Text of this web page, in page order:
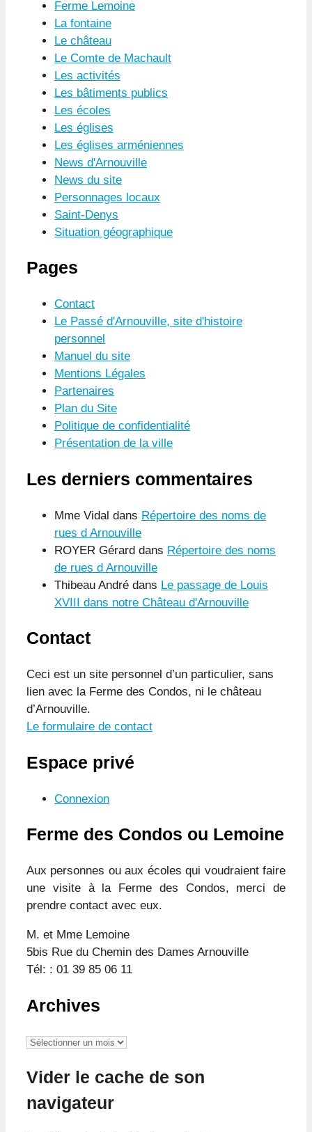
Ferme Lemoine
La fontaine
Le château
Le Comte de Machault
Les activités
Les bâtiments publics
Les écoles
Les églises
Les églises arméniennes
News d'Arnouville
News du site
Personnages locaux
Saint-Denys
Situation géographique
Pages
Contact
Le Passé d'Arnouville, site d'histoire
personnel
Manuel du site
Mentions Légales
Partenaires
Plan du Site
Politique de confidentialité
Présentation de la ville
Les derniers commentaires
Mme Vidal dans Répertoire des noms de
rues d Arnouville
ROYER Gérard dans Répertoire des noms
de rues d Arnouville
Thibeau André dans Le passage de Louis
XVIII dans notre Château d'Arnouville
Contact
Ceci est un site personnel d’un particulier, sans
lien avec la Ferme des Condos, ni le château
d’Arnouville.
Le formulaire de contact
Espace privé
Connexion
Ferme des Condos ou Lemoine
Aux personnes ou aux écoles qui voudraient faire
une visite à la Ferme des Condos, merci de
prendre contact avec eux.
M. et Mme Lemoine
5bis Rue du Chemin des Dames Arnouville
Tél: : 01 39 85 06 11
Archives
Archives
Vider le cache de son
navigateur